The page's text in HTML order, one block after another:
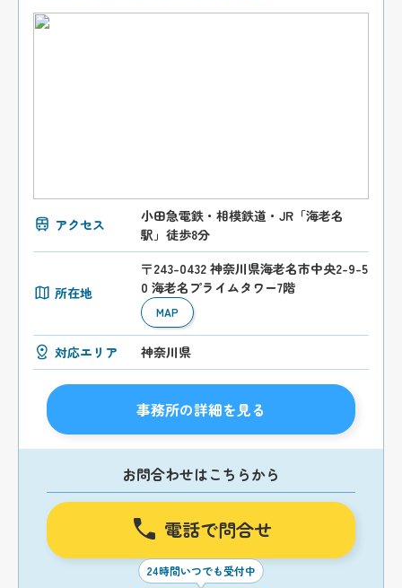
アクセス
小田急電鉄・相模鉄道・JR「海老名
駅」徒歩8分
所在地
〒243-0432 神奈川県海老名市中央2-9-5
0 海老名プライムタワー7階
MAP
対応エリア 神奈川県
事務所の詳細を見る
お問合わせはこちらから
電話で問合せ
24時間いつでも受付中